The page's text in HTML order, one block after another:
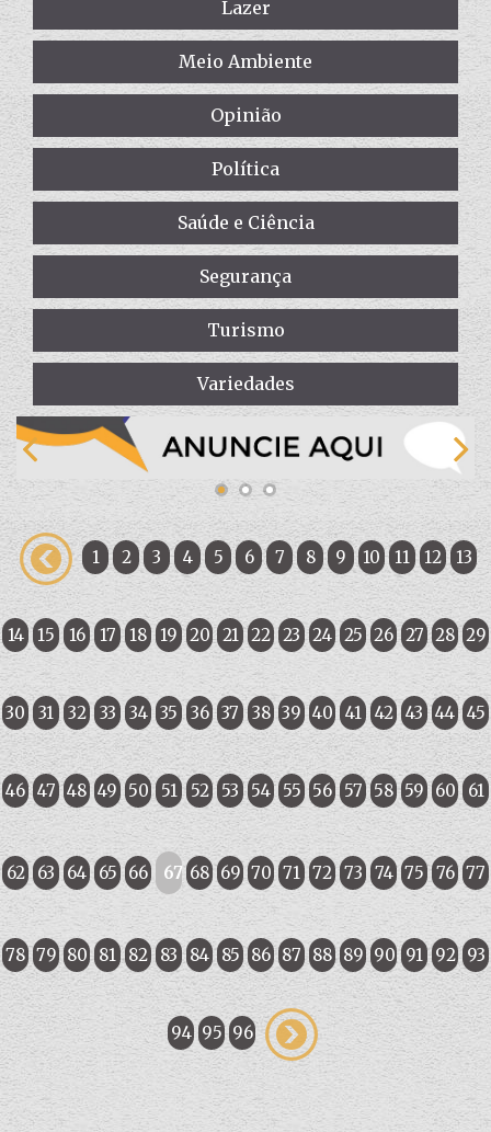
Lazer
Meio Ambiente
Opinião
Política
Saúde e Ciência
Segurança
Turismo
Variedades
1 2 3 4 5 6 7 8 9 10 11 12 13
14 15 16 17 18 19 20 21 22 23 24 25 26 27 28 29
30 31 32 33 34 35 36 37 38 39 40 41 42 43 44 45
46 47 48 49 50 51 52 53 54 55 56 57 58 59 60 61
62 63 64 65 66 67 68 69 70 71 72 73 74 75 76 77
78 79 80 81 82 83 84 85 86 87 88 89 90 91 92 93
94 95 96